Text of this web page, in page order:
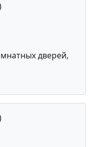
дверей,